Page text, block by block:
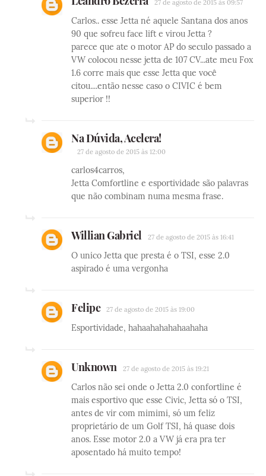
27 de agosto de 2015 às 09:57
Carlos.. esse Jetta né aquele Santana dos anos
90 que sofreu face lift e virou Jetta ?
parece que ate o motor AP do seculo passado a
VW colocou nesse jetta de 107 CV...ate meu Fox
1.6 corre mais que esse Jetta que você
citou....então nesse caso o CIVIC é bem
superior !!
Na Dúvida, Acelera!
27 de agosto de 2015 às 12:00
carlos4carros,
Jetta Comfortline e esportividade são palavras
que não combinam numa mesma frase.
Willian Gabriel 27 de agosto de 2015 às 16:41
O unico Jetta que presta é o TSI, esse 2.0
aspirado é uma vergonha
Felipe 27 de agosto de 2015 às 19:00
Esportividade, hahaahahahahaahaha
Unknown 27 de agosto de 2015 às 19:21
Carlos não sei onde o Jetta 2.0 confortline é
mais esportivo que esse Civic, Jetta só o TSI,
antes de vir com mimimi, só um feliz
proprietário de um Golf TSI, há quase dois
anos. Esse motor 2.0 a VW já era pra ter
aposentado há muito tempo!